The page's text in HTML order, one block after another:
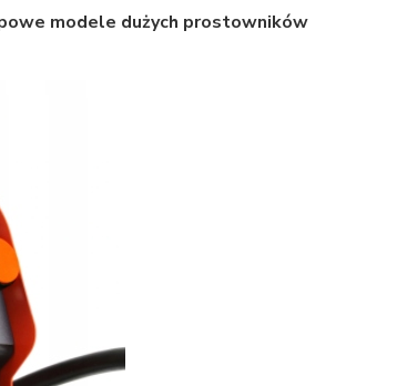
modele dużych prostowników